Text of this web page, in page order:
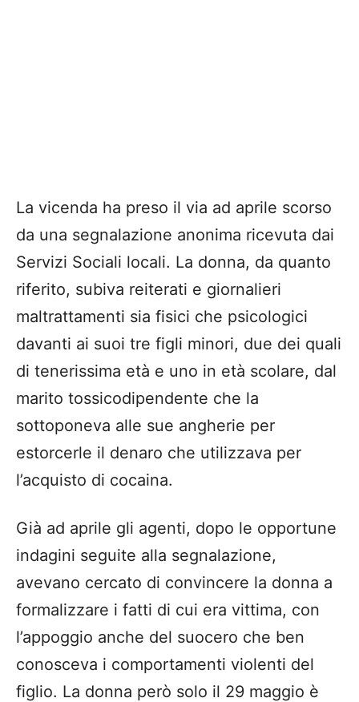
La vicenda ha preso il via ad aprile scorso
da una segnalazione anonima ricevuta dai
Servizi Sociali locali. La donna, da quanto
riferito, subiva reiterati e giornalieri
maltrattamenti sia fisici che psicologici
davanti ai suoi tre figli minori, due dei quali
di tenerissima età e uno in età scolare, dal
marito tossicodipendente che la
sottoponeva alle sue angherie per
estorcerle il denaro che utilizzava per
l’acquisto di cocaina.
Già ad aprile gli agenti, dopo le opportune
indagini seguite alla segnalazione,
avevano cercato di convincere la donna a
formalizzare i fatti di cui era vittima, con
l’appoggio anche del suocero che ben
conosceva i comportamenti violenti del
figlio. La donna però solo il 29 maggio è